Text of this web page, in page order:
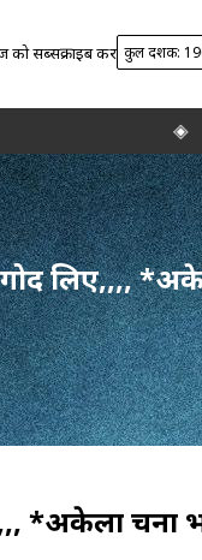
को सब्सक्राइब करें कुल दर्शक:
लिए,,,,
*अकेला चना